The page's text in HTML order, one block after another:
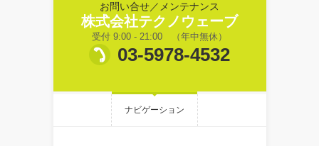
お問い合せ／メンテナンス
株式会社テクノウェーブ
受付 9:00 - 21:00 （年中無休）
03-5978-4532
ナビゲーション